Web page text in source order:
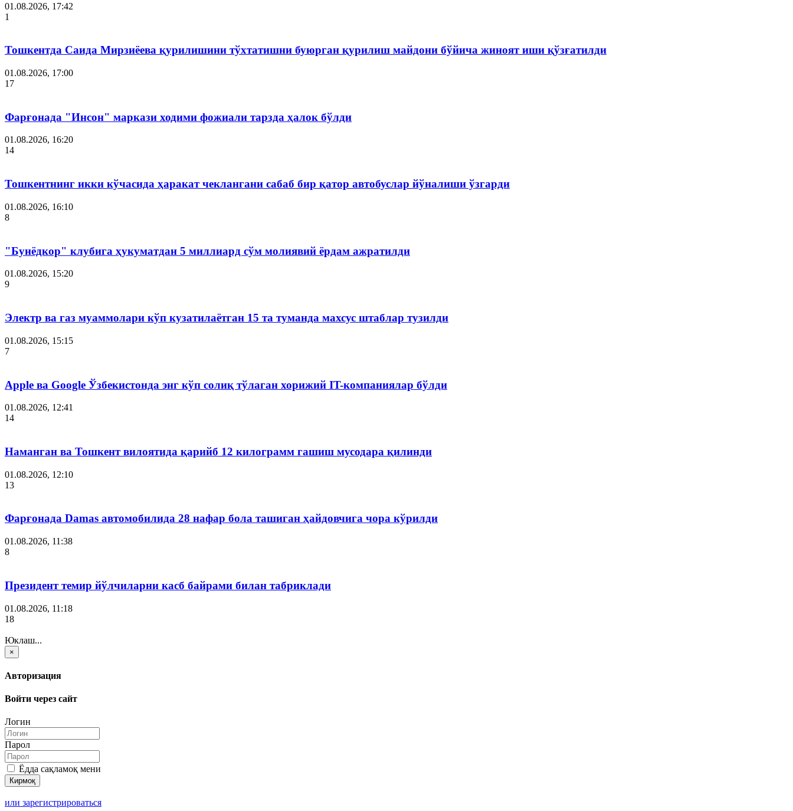
01.08.2026, 17:42
1
Тошкентда Саида Мирзиёева қурилишини тўхтатишни буюрган қурилиш майдони бўйича жиноят иши қўзғатилди
01.08.2026, 17:00
17
Фарғонада "Инсон" маркази ходими фожиали тарзда ҳалок бўлди
01.08.2026, 16:20
14
Тошкентнинг икки кўчасида ҳаракат чеклангани сабаб бир қатор автобуслар йўналиши ўзгарди
01.08.2026, 16:10
8
"Бунёдкор" клубига ҳукуматдан 5 миллиард сўм молиявий ёрдам ажратилди
01.08.2026, 15:20
9
Электр ва газ муаммолари кўп кузатилаётган 15 та туманда махсус штаблар тузилди
01.08.2026, 15:15
7
Apple ва Google Ўзбекистонда энг кўп солиқ тўлаган хорижий IT-компаниялар бўлди
01.08.2026, 12:41
14
Наманган ва Тошкент вилоятида қарийб 12 килограмм гашиш мусодара қилинди
01.08.2026, 12:10
13
Фарғонада Damas автомобилида 28 нафар бола ташиган ҳайдовчига чора кўрилди
01.08.2026, 11:38
8
Президент темир йўлчиларни касб байрами билан табриклади
01.08.2026, 11:18
18
Юклаш...
×
Авторизация
Войти через сайт
Логин
Парол
Ёдда сақламоқ мени
или зарегистрироваться